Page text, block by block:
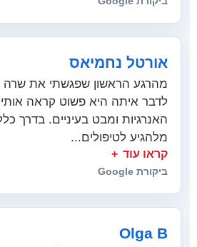
אורטל נחמיאס
מהרגע הראשון שפגשתי את שרה
לדבר איתה היא פשוט קראה
האנרגיות ומבט בעיניים. בדרך
מלהגיע לטיפולים...
קראו עוד
ביקורת Google
Olga B